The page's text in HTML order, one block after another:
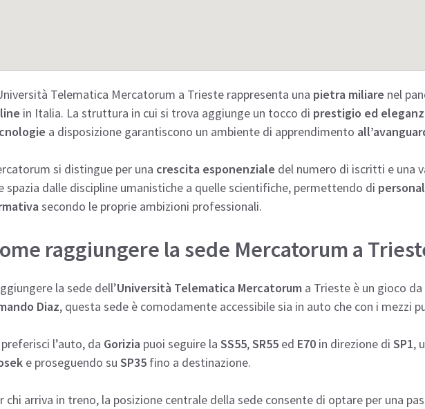
Telematica Mercatorum a Trieste rappresenta una pietra miliare nel
in Italia. La struttura in cui si trova aggiunge un tocco di prestigio ed
a disposizione garantiscono un ambiente di apprendimento
si distingue per una crescita esponenziale del numero di iscritti e una
spazia dalle discipline umanistiche a quelle scientifiche, permettendo di
secondo le proprie ambizioni professionali.
raggiungere la sede Mercatorum a
la sede dell’Università Telematica Mercatorum a Trieste è un gioco
Diaz, questa sede è comodamente accessibile sia in auto che con i mezzi
preferisci l’auto, da Gorizia puoi seguire la SS55,SR55ed E70in direzione di SP1,
e proseguendo su SP35fino a destinazione.
chi arriva in treno, la posizione centrale della sede consente di optare per una